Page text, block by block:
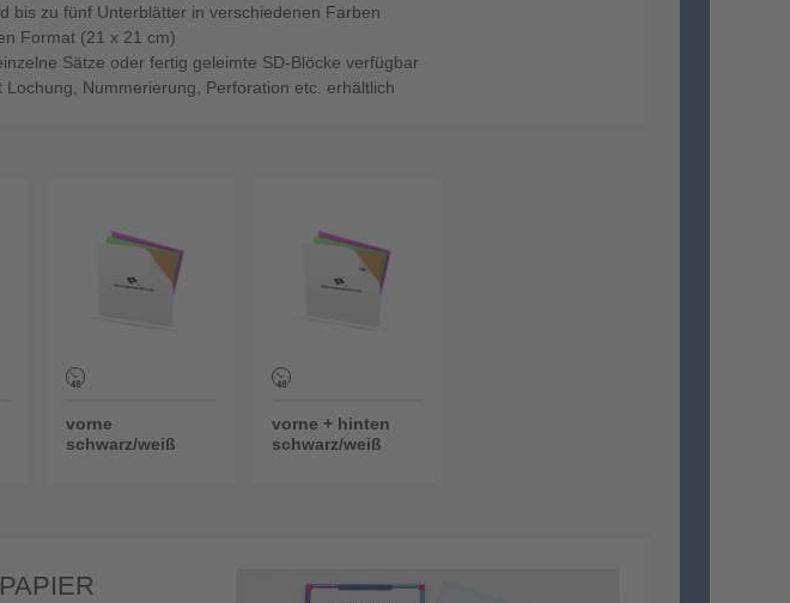
bis zu fünf Unterblätter in verschiedenen Farben
Format (21 x 21 cm)
Sätze oder fertig geleimte SD-Blöcke verfügbar
Lochung, Nummerierung, Perforation etc. erhältlich
vorne
schwarz/weiß
vorne + hinten
schwarz/weiß